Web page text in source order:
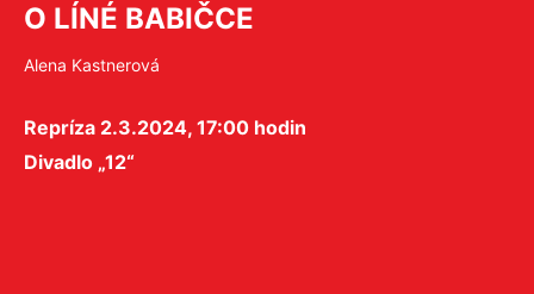
O LÍNÉ BABIČCE
Alena Kastnerová
Repríza 2.3.2024, 17:00 hodin
Divadlo „12“